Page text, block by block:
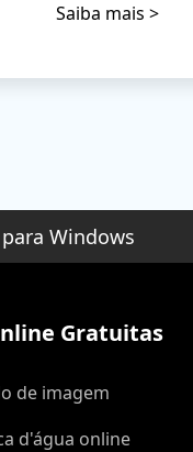
Saiba mais >
Windows
Gratuitas
de imagem
d'água online